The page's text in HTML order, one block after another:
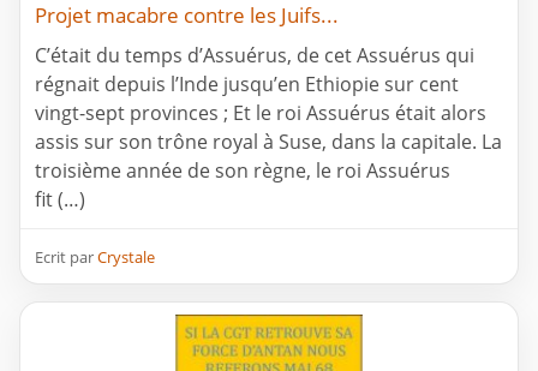
Projet macabre contre les Juifs...
C’était du temps d’Assuérus, de cet Assuérus qui
régnait depuis l’Inde jusqu’en Ethiopie sur cent
vingt-sept provinces ; Et le roi Assuérus était alors
assis sur son trône royal à Suse, dans la capitale. La
troisième année de son règne, le roi Assuérus
fit (…)
Ecrit parCrystale